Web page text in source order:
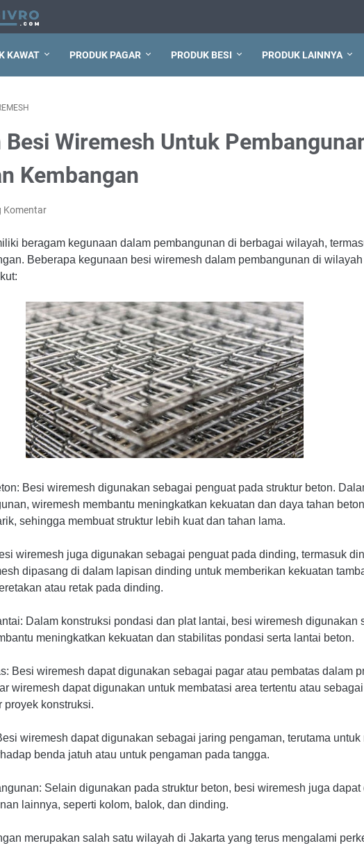
KAWAT PRODUK PAGAR PRODUK BESI PRODUK LAINNYA
Besi Wiremesh Untuk
Kembangan
Komentar
beragam kegunaan dalam pembangunan di berbagai wilayah,
Beberapa kegunaan besi wiremesh dalam pembangunan di
Besi wiremesh digunakan sebagai penguat pada struktur beton.
wiremesh membantu meningkatkan kekuatan dan daya tahan
sehingga membuat struktur lebih kuat dan tahan lama.
wiremesh juga digunakan sebagai penguat pada dinding, termasuk
dipasang di dalam lapisan dinding untuk memberikan kekuatan
atau retak pada dinding.
Dalam konstruksi pondasi dan plat lantai, besi wiremesh digunakan
meningkatkan kekuatan dan stabilitas pondasi serta lantai beton.
Besi wiremesh dapat digunakan sebagai pagar atau pembatas dalam
wiremesh dapat digunakan untuk membatasi area tertentu atau
proyek konstruksi.
wiremesh dapat digunakan sebagai jaring pengaman, terutama untuk
benda jatuh atau untuk pengaman pada tangga.
Selain digunakan pada struktur beton, besi wiremesh juga dapat
lainnya, seperti kolom, balok, dan dinding.
merupakan salah satu wilayah di Jakarta yang terus mengalami